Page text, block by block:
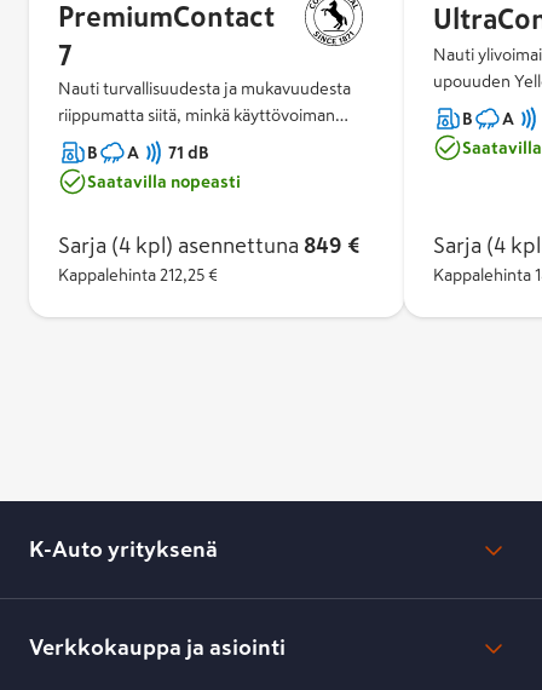
PremiumContact
7
Nauti turvallisuudesta ja mukavuudesta
riippumatta siitä, minkä käyttövoiman
valitset. Koe ennenkokematon
käsiteltävyys märällä ja kuivalla tiellä. Voit
luottaa turvalliseen jarrutukseen heti
ansiosta.
B A
71 dB
Saatavilla nopeasti
Sarja (4 kpl) asennettuna 849 €
Kappalehinta 212,25 €
Nauti
upouuden
ansiosta.
vakuuttava
B
A
Sarja (4
Kappalehinta
K-Auto yrityksenä
Lehdistötiedotteet
Toimipisteiden yhteystiedot
Verkkokauppa ja asiointi